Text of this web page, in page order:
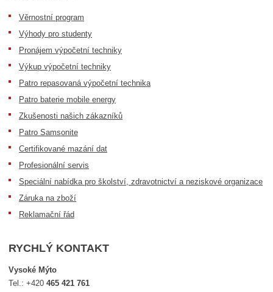
Věrnostní program
Výhody pro studenty
Pronájem výpočetní techniky
Výkup výpočetní techniky
Patro repasovaná výpočetní technika
Patro baterie mobile energy
Zkušenosti našich zákazníků
Patro Samsonite
Certifikované mazání dat
Profesionální servis
Speciální nabídka pro školství, zdravotnictví a neziskové organizace
Záruka na zboží
Reklamační řád
RYCHLÝ KONTAKT
Vysoké Mýto
Tel.:+420465 421 761